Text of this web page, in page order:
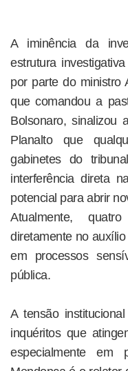
A iminência da
estrutura
por parte do ministro
que comandou a
Bolsonaro, sinalizou
Planalto que
gabinetes do
interferência direta
potencial para abrir
Atualmente,
diretamente no
em processos
pública.
A tensão
inquéritos que
especialmente em